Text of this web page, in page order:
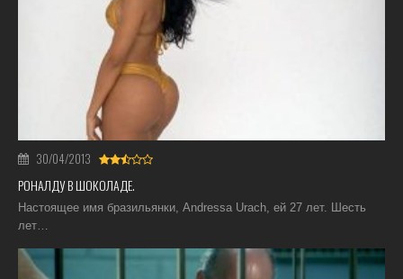
30/04/2013
РОНАЛДУ В ШОКОЛАДЕ.
Настоящее имя бразильянки, Andressa Urach, ей 27 лет. Шесть
лет…